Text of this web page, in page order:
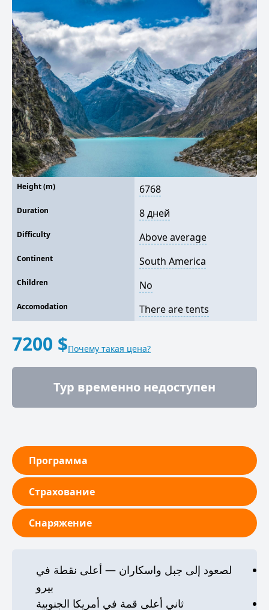
Height (m) 6768
Duration 8 дней
Difficulty Above average
Continent South America
Children No
Accomodation There are tents
7200 $Почему такая цена?
Тур временно недоступен
Программа
Страхование
Снаряжение
لصعود إلى جبل واسكاران — أعلى نقطة في
بيرو
ثاني أعلى قمة في أمريكا الجنوبية